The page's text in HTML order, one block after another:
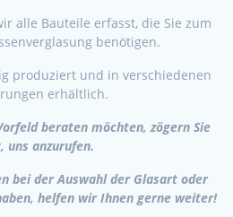
alle Bauteile erfasst, die Sie zum
benötigen.
produziert und in verschiedenen
erhältlich.
beraten möchten, zögern Sie
uns anzurufen.
bei der Auswahl der Glasart oder
helfen wir Ihnen gerne weiter!